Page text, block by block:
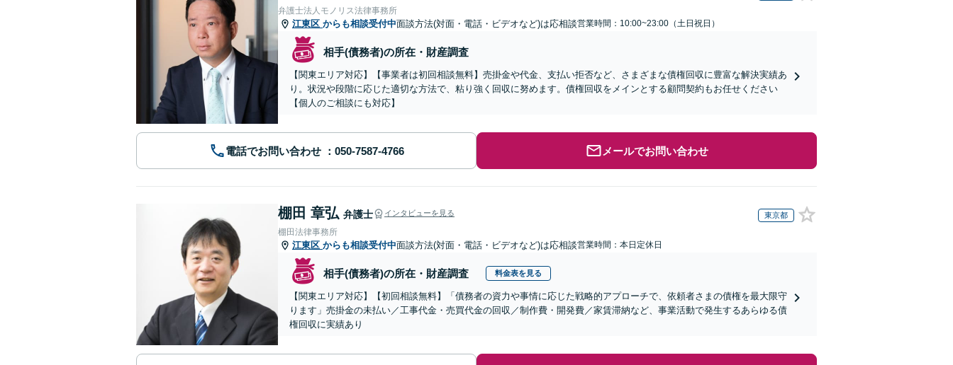
弁護士法人モノリス法律事務所
江東区 からも相談受付中面談方法(対面・電話・ビデオなど)は応相談営業時間：10:00~23:00（土日祝日）
相手(債務者)の所在・財産調査
【関東エリア対応】【事業者は初回相談無料】売掛金や代金、支払い拒否など、さまざまな債権回収に豊富な解決実績あ
り。状況や段階に応じた適切な方法で、粘り強く回収に努めます。債権回収をメインとする顧問契約もお任せください
【個人のご相談にも対応】
電話でお問い合わせ メールでお問い合わせ
棚田 章弘 弁護士 インタビューを見る 東京都
棚田法律事務所
江東区 からも相談受付中面談方法(対面・電話・ビデオなど)は応相談営業時間：本日定休日
相手(債務者)の所在・財産調査 料金表を見る
【関東エリア対応】【初回相談無料】「債務者の資力や事情に応じた戦略的アプローチで、依頼者さまの債権を最大限守
ります」売掛金の未払い／工事代金・売買代金の回収／制作費・開発費／家賃滞納など、事業活動で発生するあらゆる債
権回収に実績あり